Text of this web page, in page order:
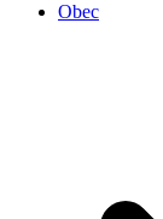
Obec